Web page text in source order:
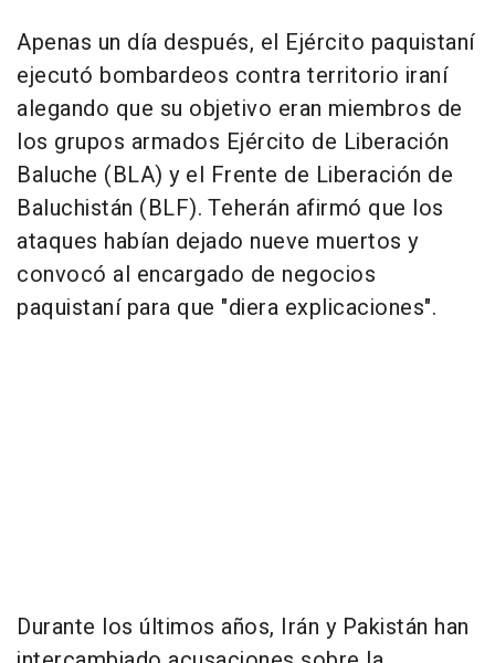
Apenas un día después, el Ejército paquistaní
ejecutó bombardeos contra territorio iraní
alegando que su objetivo eran miembros de
los grupos armados Ejército de Liberación
Baluche (BLA) y el Frente de Liberación de
Baluchistán (BLF). Teherán afirmó que los
ataques habían dejado nueve muertos y
convocó al encargado de negocios
paquistaní para que "diera explicaciones".
Durante los últimos años, Irán y Pakistán han